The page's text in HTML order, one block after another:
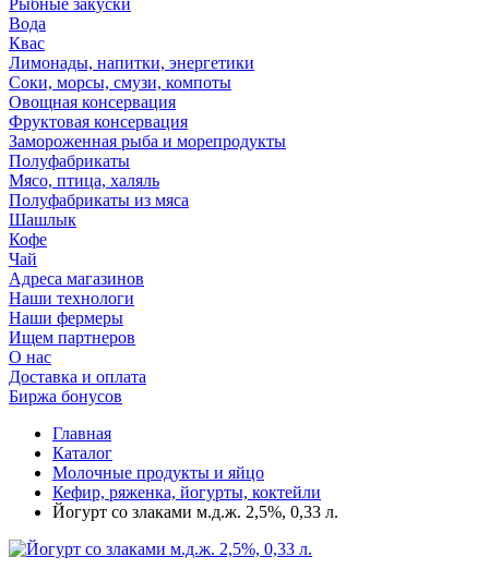
Рыбные закуски
Вода
Квас
Лимонады, напитки, энергетики
Соки, морсы, смузи, компоты
Овощная консервация
Фруктовая консервация
Замороженная рыба и морепродукты
Полуфабрикаты
Мясо, птица, халяль
Полуфабрикаты из мяса
Шашлык
Кофе
Чай
Адреса магазинов
Наши технологи
Наши фермеры
Ищем партнеров
О нас
Доставка и оплата
Биржа бонусов
Главная
Каталог
Молочные продукты и яйцо
Кефир, ряженка, йогурты, коктейли
Йогурт со злаками м.д.ж. 2,5%, 0,33 л.